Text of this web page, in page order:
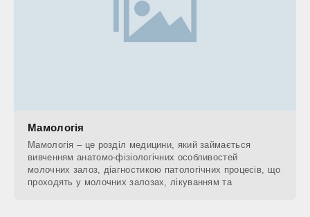
Мамологія
Мамологія – це розділ медицини, який займається
вивченням анатомо-фізіологічних особливостей
молочних залоз, діагностикою патологічних процесів, що
проходять у молочних залозах, лікуванням та